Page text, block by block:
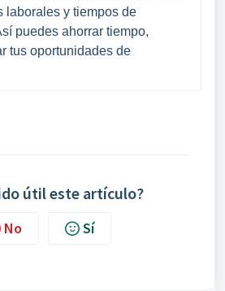
laborales y tiempos de
puedes ahorrar tiempo,
tus oportunidades de
útil este artículo?
No Sí